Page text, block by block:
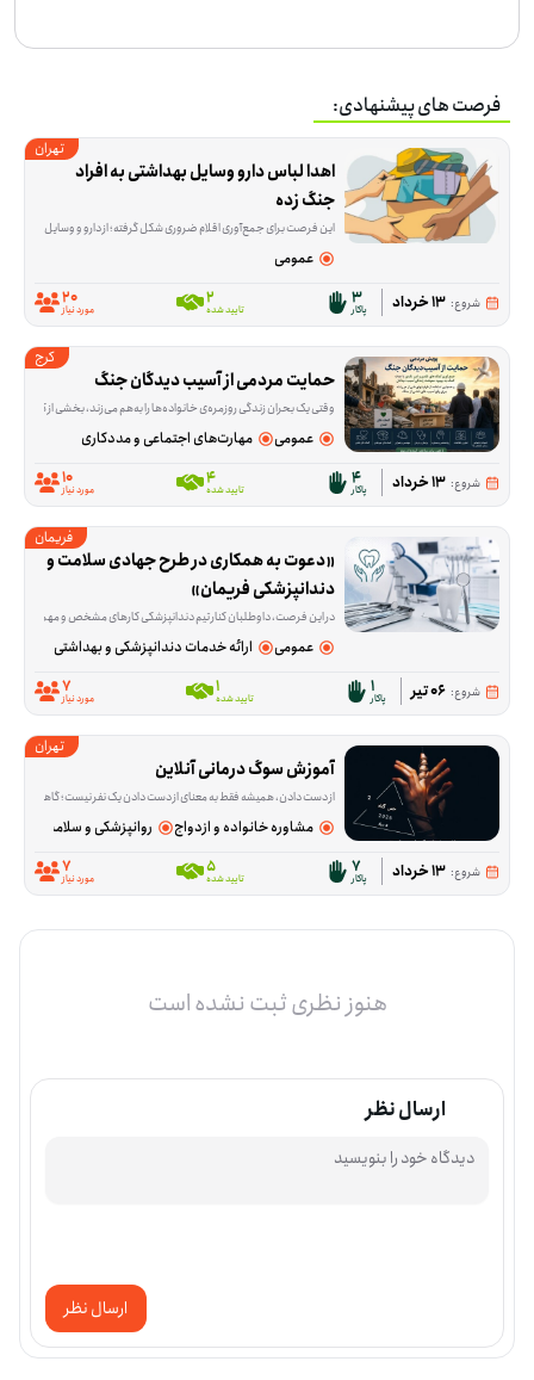
فرصت های پیشنهادی:
تهران
اهدا لباس دارو وسایل بهداشتی به افراد
جنگ زده
این فرصت برای جمع‌آوری اقلام ضروری شکل گرفته؛ از دارو و وسایل بهداشتی مثل پوشک و شیر خشک تا لباس نو یا در حد نو، پک‌های ارزاق و بعضی وسایل خانه. هدف این است که بخشی از
عمومی
شروع: 13 خرداد 3
پاکار 2
تایید شده 20
مورد نیاز
کرج
حمایت مردمی از آسیب‌ دیدگان جنگ
وقتی یک بحران زندگی روزمره‌ی خانواده‌ها را به‌هم می‌زند، بخشی از کمک‌ها در تأمین نیازهای اولیه خلاصه می‌شود و بخشی دیگر به بازسازی و جبران آسیب‌ها برمی‌گردد. این
عمومی مهارت‌های اجتماعی و مددکاری
شروع: 13 خرداد 4
پاکار 4
تایید شده 10
مورد نیاز
فریمان
«دعوت به همکاری در طرح جهادی سلامت و
دندانپزشکی فریمان»
در این فرصت، داوطلبان کنار تیم دندانپزشکی کارهای مشخص و مهمی را پیش می‌برند؛ از آماده‌سازی و ضدعفونی تجهیزات و آماده کردن مواد مصرفی گرفته تا پذیرش و
عمومی ارائه خدمات دندانپزشکی و بهداشتی
شروع: 06 تیر 1پاکار 1تایید شده 7
مورد نیاز
تهران
آموزش سوگ درمانی آنلاین
از دست دادن، همیشه فقط به معنای از دست دادن یک نفر نیست؛ گاهی آدم‌ها با فقدان آرامش، امنیت یا بخشی از زندگی روزمره‌شان هم درگیر می‌شوند و حرف زدن
مشاوره خانواده و ازدواج روانپزشکی و سلامت روان
شروع: 13 خرداد 7
پاکار 5
تایید شده 7
مورد نیاز
هنوز نظری ثبت نشده است
ارسال نظر
ارسال نظر